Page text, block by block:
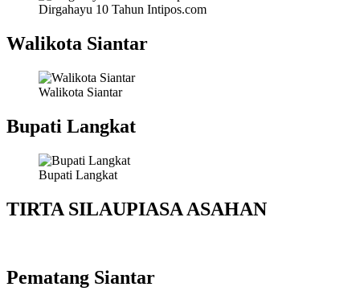
Dirgahayu 10 Tahun Intipos.com
Walikota Siantar
Walikota Siantar
Bupati Langkat
Bupati Langkat
TIRTA SILAUPIASA ASAHAN
Pematang Siantar